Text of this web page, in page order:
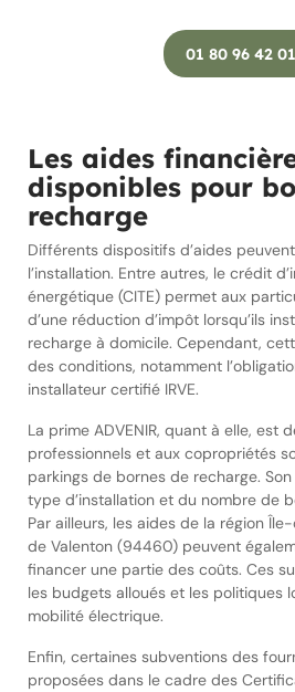
01 80 96 42 01
Les aides
disponibles pour
recharge
Différents dispositifs d’aides
l’installation. Entre autres, le crédit
énergétique (CITE) permet aux
d’une réduction d’impôt lorsqu’ils
recharge à domicile. Cependant,
des conditions, notamment
installateur certifié IRVE.
La prime ADVENIR, quant à elle, est
professionnels et aux copropriétés
parkings de bornes de recharge.
type d’installation et du nombre de
Par ailleurs, les aides de la région
de Valenton (94460) peuvent
financer une partie des coûts. Ces
les budgets alloués et les politiques
mobilité électrique.
Enfin, certaines subventions des
proposées dans le cadre des